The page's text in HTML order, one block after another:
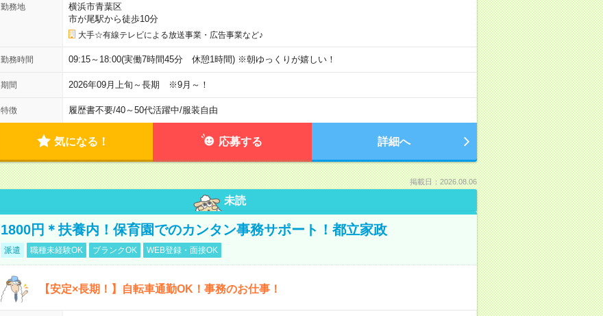
勤務地
横浜市青葉区
市が尾駅から徒歩10分
大手☆有線テレビによる放送事業・広告事業など♪
勤務時間 09:15～18:00(実働7時間45分 休憩1時間) ※朝ゆっくりが嬉しい！
期間 2026年09月上旬～長期 ※9月～！
特徴 履歴書不要/40～50代活躍中/服装自由
気になる！ 応募する 詳細へ
掲載日：2026.08.06
未読
1800円＊扶養内！保育園でのカンタン事務サポート！都立家政
派遣 職種未経験OK ブランクOK WEB登録・面接OK
【安定×長期！】自転車通勤OK！事務のお仕事！